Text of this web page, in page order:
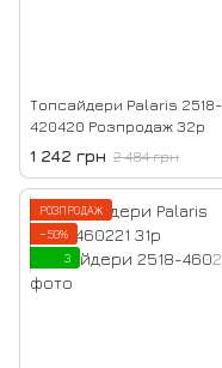
Топсайдери Palaris 2518-
420420 Розпродаж 32р
1 242 грн 2 484 грн
РОЗПРОДАЖ
−50%
3